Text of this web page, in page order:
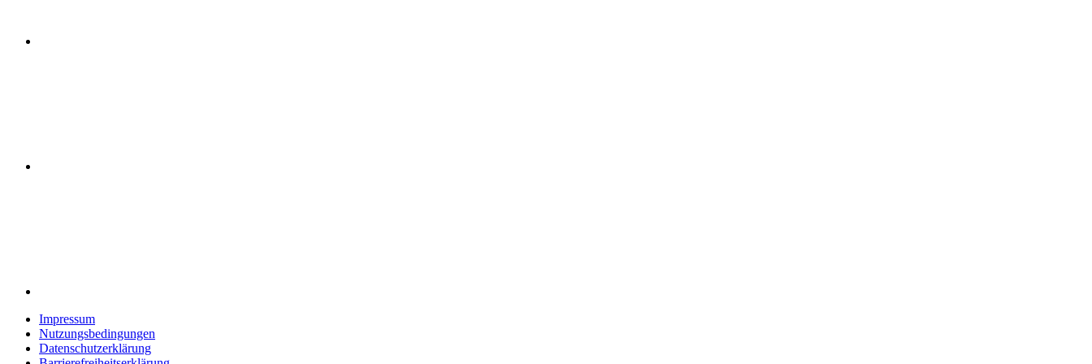
Impressum
Nutzungsbedingungen
Datenschutzerklärung